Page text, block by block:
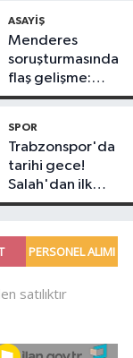
düzeltin"
ASAYIŞ
Menderes
soruşturmasında
flaş gelişme:
Belediye Başkanı
tutuklandı!
SPOR
Trabzonspor'da
tarihi gece!
Salah'dan ilk
mesaj: "Kupalar
buradayım"